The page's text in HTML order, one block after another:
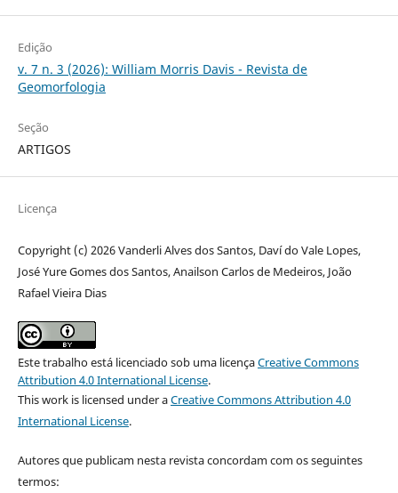
Edição
v. 7 n. 3 (2026): William Morris Davis - Revista de
Geomorfologia
Seção
ARTIGOS
Licença
Copyright (c) 2026 Vanderli Alves dos Santos, Daví do Vale Lopes,
José Yure Gomes dos Santos, Anailson Carlos de Medeiros, João
Rafael Vieira Dias
Este trabalho está licenciado sob uma licençaCreative Commons
Attribution 4.0 International License.
This work is licensed under aCreative Commons Attribution 4.0
International License.
Autores que publicam nesta revista concordam com os seguintes
termos: